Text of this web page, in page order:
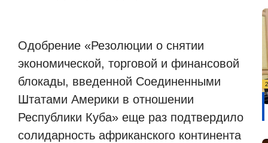
Одобрение «Резолюции о снятии
экономической, торговой и финансовой
блокады, введенной Соединенными
Штатами Америки в отношении
Республики Куба» еще раз подтвердило
солидарность африканского континента